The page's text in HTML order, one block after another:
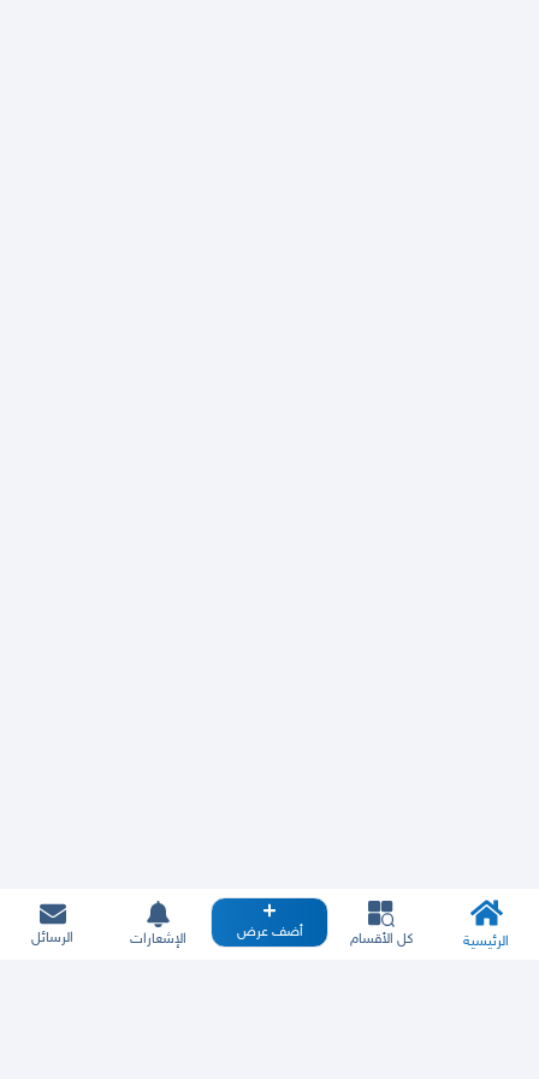
الرئيسية كل الأقسام أضف عرض الإشعارات الرسائل